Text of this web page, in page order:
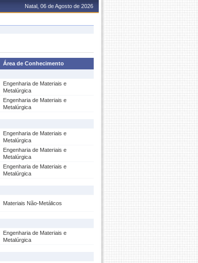
Natal, 06 de Agosto de 2026
Área de Conhecimento
Engenharia de Materiais e
Metalúrgica
Engenharia de Materiais e
Metalúrgica
Engenharia de Materiais e
Metalúrgica
Engenharia de Materiais e
Metalúrgica
Engenharia de Materiais e
Metalúrgica
Materiais Não-Metálicos
Engenharia de Materiais e
Metalúrgica